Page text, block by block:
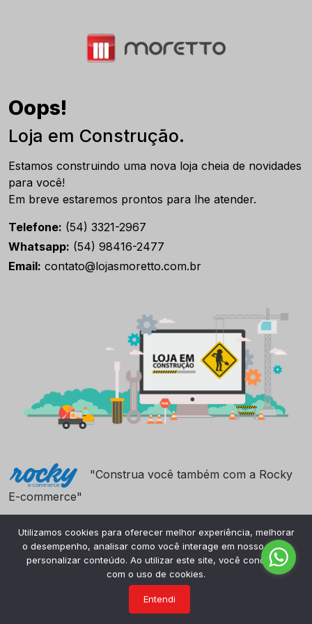
Oops!
Loja em Construção.
Estamos construindo uma nova loja cheia de novidades
para você!
Em breve estaremos prontos para lhe atender.
Telefone: (54) 3321-2967
Whatsapp: (54) 98416-2477
Email: contato@lojasmoretto.com.br
"Construa você também com a Rocky
E-commerce"
Utilizamos cookies para oferecer melhor experiência, melhorar
o desempenho, analisar como você interage em nosso site e
personalizar conteúdo. Ao utilizar este site, você concorda
com o uso de cookies.
Entendi